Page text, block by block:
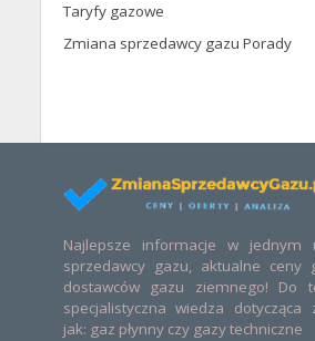
Taryfy gazowe
Zmiana sprzedawcy gazu Porady
Najlepsze informacje w jednym
sprzedawcy gazu, aktualne ceny
dostawców gazu ziemnego! Do
specjalistyczna wiedza dotycząca
jak: gaz płynny czy gazy techniczne